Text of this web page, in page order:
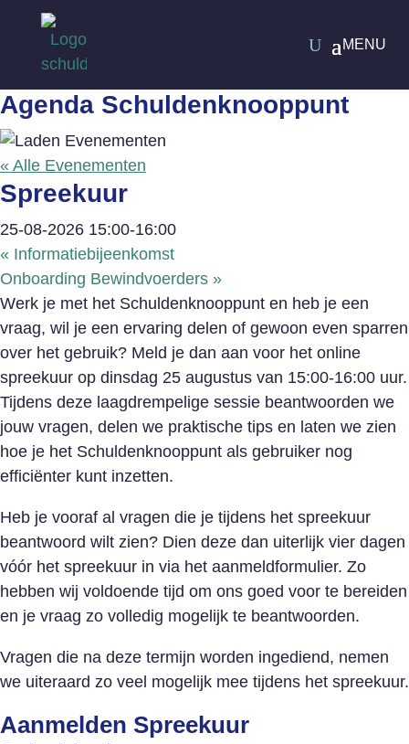
Agenda Schuldenknooppunt
« Alle Evenementen
Spreekuur
25-08-2026 15:00-16:00
« Informatiebijeenkomst
Onboarding Bewindvoerders »
Werk je met het Schuldenknooppunt en heb je een
vraag, wil je een ervaring delen of gewoon even sparren
over het gebruik? Meld je dan aan voor het online
spreekuur op dinsdag 25 augustus van 15:00-16:00 uur.
Tijdens deze laagdrempelige sessie beantwoorden we
jouw vragen, delen we praktische tips en laten we zien
hoe je het Schuldenknooppunt als gebruiker nog
efficiënter kunt inzetten.
Heb je vooraf al vragen die je tijdens het spreekuur
beantwoord wilt zien? Dien deze dan uiterlijk vier dagen
vóór het spreekuur in via het aanmeldformulier. Zo
hebben wij voldoende tijd om ons goed voor te bereiden
en je vraag zo volledig mogelijk te beantwoorden.
Vragen die na deze termijn worden ingediend, nemen
we uiteraard zo veel mogelijk mee tijdens het spreekuur.
Aanmelden Spreekuur